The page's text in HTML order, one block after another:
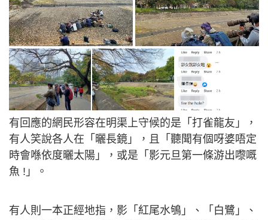
有回應的網民形容在明渠上守候的是「打雀龍友」，
有人笑說各人在「曬長鏡」，且「聽聞有個呀婆唔定
時會喺依度曬太陽」，或是「影元旦第一條游出嚟嘅
魚 !」。
有人則一本正經地指，影「紅尾水鴝」、「白鷺」、